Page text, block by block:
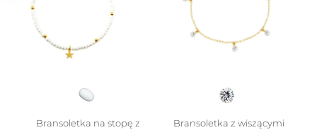
stronie
produktu
Bransoletka na stopę z
Bransoletka z wiszącymi